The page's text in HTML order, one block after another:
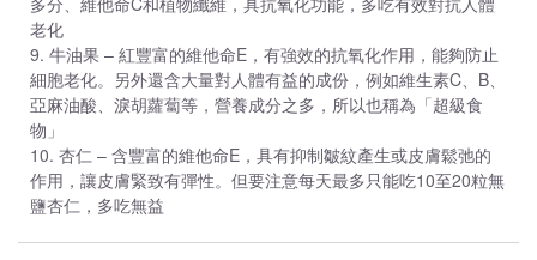
老化
9. 牛油果 – 紅豐富的維他命E，有強效的抗氧化作用，能夠防止
細胞老化。另外還含大量對人體有益的成份，例如維生素C、B、
亞麻油酸、淚胡蘿蔔等，營養成分之多，所以也稱為「超級食
物」
10. 杏仁 – 含豐富的維他命E，具有抑制皺紋產生或皮膚鬆弛的
作用，讓皮膚緊致有彈性。但要注意每天最多只能吃10至20粒無
鹽杏仁，多吃無益